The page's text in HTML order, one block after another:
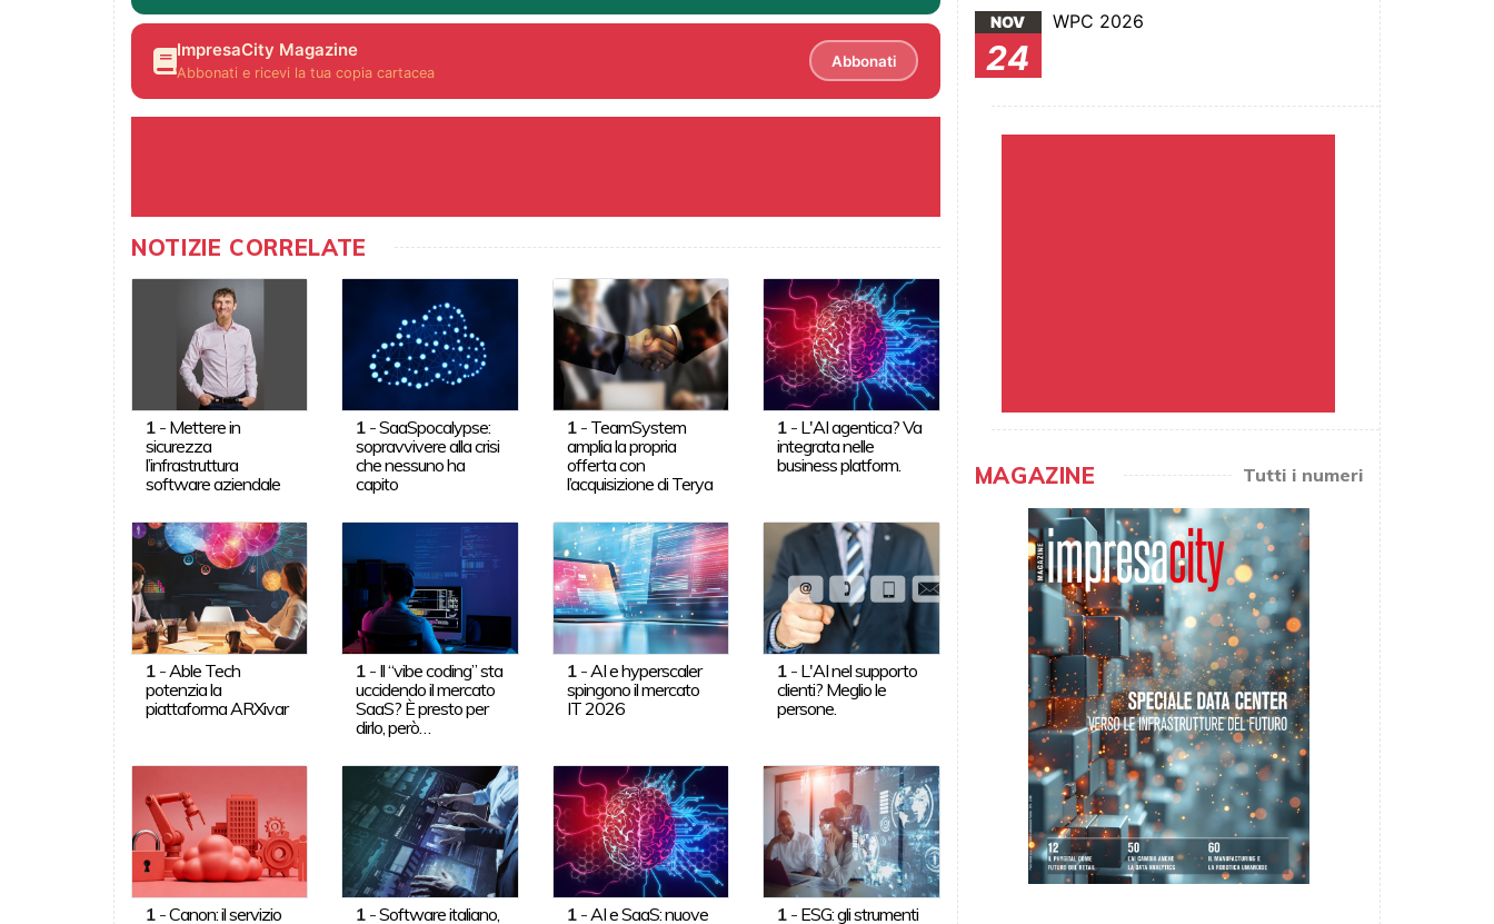
ImpresaCity Magazine
Abbonati e ricevi la tua copia cartacea
Abbonati
NOTIZIE CORRELATE
1- Mettere in
sicurezza
l’infrastruttura
software aziendale
1 -SaaSpocalypse:
sopravvivere alla crisi
che nessuno ha
capito
1- TeamSystem
amplia la propria
offerta con
l’acquisizione di Terya
1 - L'AI agentica? Va
integrata nelle
business platform.
1-Able Tech
potenzia la
piattaforma ARXivar
1 - Il “vibe coding” sta
uccidendo il mercato
SaaS? È presto per
dirlo, però…
1-AI e hyperscaler
spingono il mercato
IT 2026
1 - L'AI nel supporto
clienti? Meglio le
persone.
1-Canon: il servizio
1 -Software italiano,
1-AI e SaaS: nuove
1 - ESG: gli strumenti
NOV
24
WPC 2026
MAGAZINE Tutti i numeri